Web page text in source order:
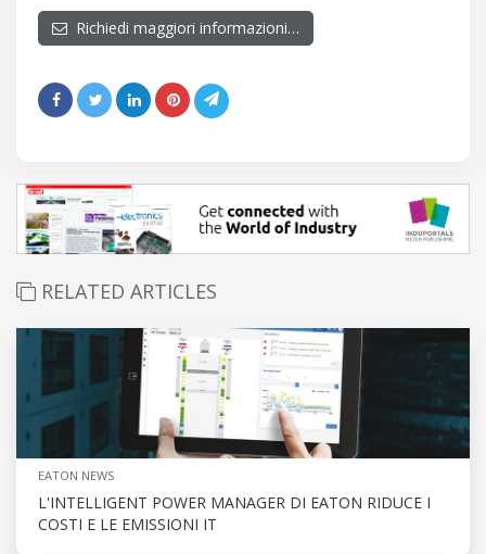
Richiedi maggiori informazioni…
RELATED ARTICLES
EATON NEWS
L'INTELLIGENT POWER MANAGER DI EATON RIDUCE I
COSTI E LE EMISSIONI IT